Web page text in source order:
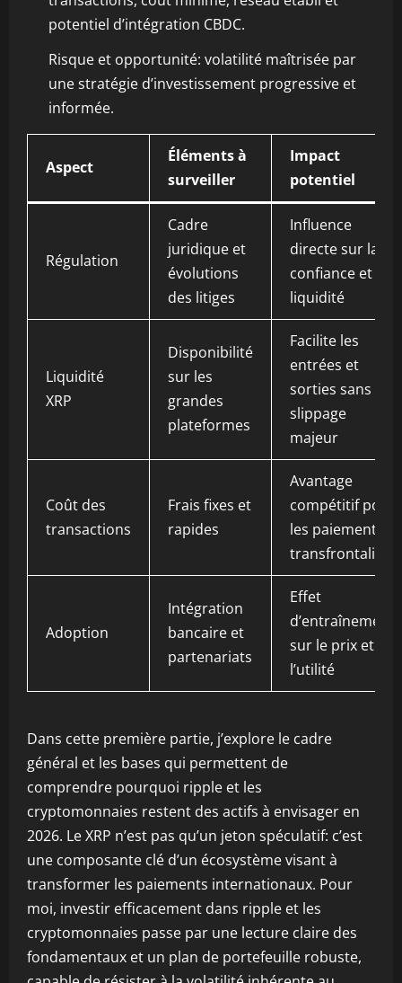
potentiel d’intégration CBDC.
Risque et opportunité: volatilité maîtrisée par
une stratégie d’investissement progressive et
informée.
Aspect
Éléments à
surveiller
Impact
potentiel
Régulation
Cadre
juridique et
évolutions
des litiges
Influence
directe sur la
confiance et la
liquidité
Liquidité
XRP
Disponibilité
sur les
grandes
plateformes
Facilite les
entrées et
sorties sans
slippage
majeur
Coût des
transactions
Frais fixes et
rapides
Avantage
compétitif pour
les paiements
transfrontaliers
Adoption
Intégration
bancaire et
partenariats
Effet
d’entraînement
sur le prix et
l’utilité
Dans cette première partie, j’explore le cadre
général et les bases qui permettent de
comprendre pourquoi ripple et les
cryptomonnaies restent des actifs à envisager en
2026. Le XRP n’est pas qu’un jeton spéculatif: c’est
une composante clé d’un écosystème visant à
transformer les paiements internationaux. Pour
moi, investir efficacement dans ripple et les
cryptomonnaies passe par une lecture claire des
fondamentaux et un plan de portefeuille robuste,